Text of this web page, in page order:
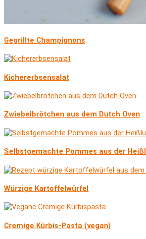
Gegrillte Champignons
Kichererbsensalat
Zwiebelbrötchen aus dem Dutch Oven
Selbstgemachte Pommes aus der
Würzige Kartoffelwürfel
Cremige Kürbis-Pasta (vegan)